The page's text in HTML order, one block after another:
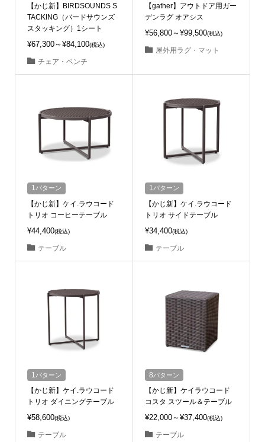
【かじ新】BIRDSOUNDS S
TACKING（バードサウンズ
スタッキング）1シート
¥67,300～¥84,100(税込)
チェア・ベンチ
【gather】アウトドア用ガー
デンラグ オアシス
¥56,800～¥99,500(税込)
屋外用ラグ・マット
1パターン
【かじ新】ケイ.ラウコード
トリオ コーヒーテーブル
¥44,400(税込)
テーブル
1パターン
【かじ新】ケイ.ラウコード
トリオ サイドテーブル
¥34,400(税込)
テーブル
1 パターン
【かじ新】ケイ.ラウコード
トリオ ダイニングテーブル
¥58,600(税込)
テーブル
8パターン
【かじ新】ケイラウコード
コスタ スツール＆テーブル
¥22,000～¥37,400(税込)
テーブル